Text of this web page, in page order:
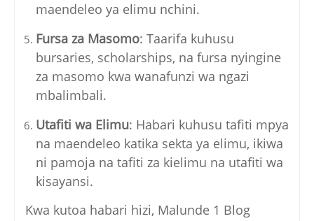
maendeleo ya elimu nchini.
Fursa za Masomo: Taarifa kuhusu
bursaries, scholarships, na fursa nyingine
za masomo kwa wanafunzi wa ngazi
mbalimbali.
Utafiti wa Elimu: Habari kuhusu tafiti mpya
na maendeleo katika sekta ya elimu, ikiwa
ni pamoja na tafiti za kielimu na utafiti wa
kisayansi.
Kwa kutoa habari hizi, Malunde 1 Blog